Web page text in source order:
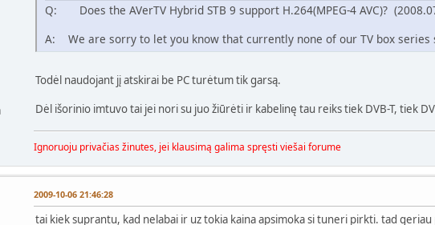
Q: Does the AVerTV Hybrid STB 9 support H.264(MPEG-4 AVC)?
A: We are sorry to let you know that currently none of our TV box series
Todėl naudojant jį atskirai be PC turėtum tik garsą.
Dėl išorinio imtuvo tai jei nori su juo žiūrėti ir kabelinę tau reiks tiek DVB-T, tiek
Ignoruoju privačias žinutes, jei klausimą galima spręsti viešai forume
2009-10-06 21:46:28
tai kiek suprantu, kad nelabai ir uz tokia kaina apsimoka si tuneri pirkti. tad